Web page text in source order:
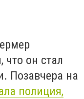
он стал
Позавчера на
полиция,